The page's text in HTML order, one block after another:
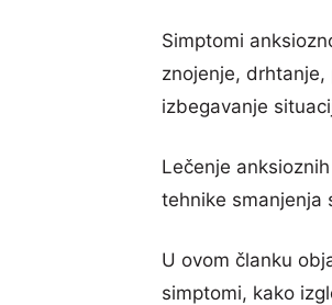
Simptomi
znojenje,
izbegavanje
Lečenje
tehnike smanjenja
U ovom članku
simptomi, kako